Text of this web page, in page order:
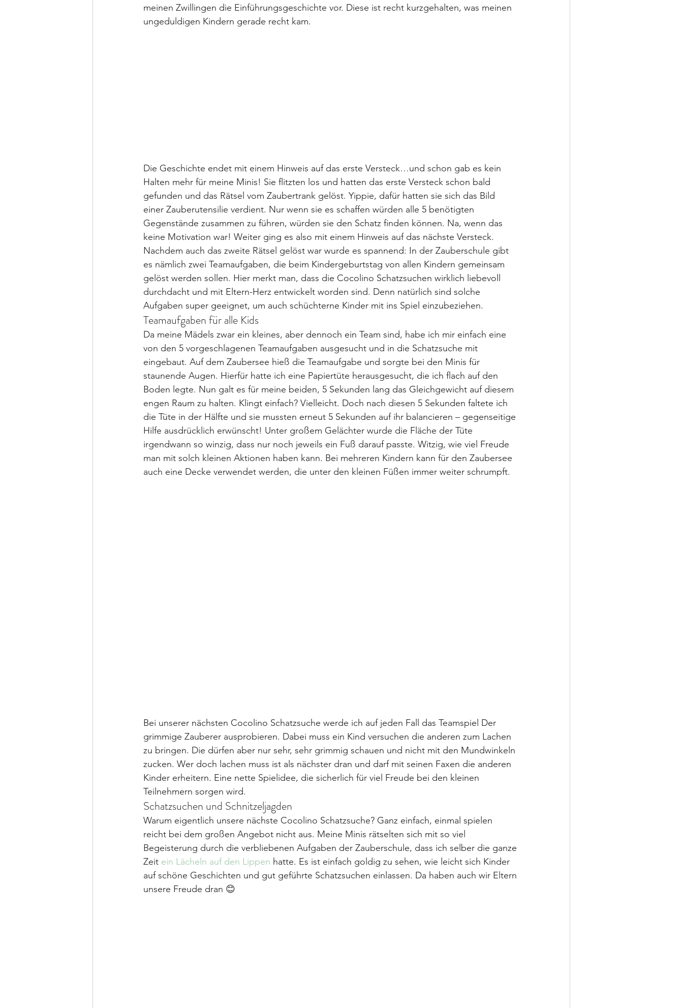
meinen Zwillingen die Einführungsgeschichte vor. Diese ist recht kurzgehalten, was meinen
ungeduldigen Kindern gerade recht kam.
Die Geschichte endet mit einem Hinweis auf das erste Versteck…und schon gab es kein
Halten mehr für meine Minis! Sie flitzten los und hatten das erste Versteck schon bald
gefunden und das Rätsel vom Zaubertrank gelöst. Yippie, dafür hatten sie sich das Bild
einer Zauberutensilie verdient. Nur wenn sie es schaffen würden alle 5 benötigten
Gegenstände zusammen zu führen, würden sie den Schatz finden können. Na, wenn das
keine Motivation war! Weiter ging es also mit einem Hinweis auf das nächste Versteck.
Nachdem auch das zweite Rätsel gelöst war wurde es spannend: In der Zauberschule gibt
es nämlich zwei Teamaufgaben, die beim Kindergeburtstag von allen Kindern gemeinsam
gelöst werden sollen. Hier merkt man, dass die Cocolino Schatzsuchen wirklich liebevoll
durchdacht und mit Eltern-Herz entwickelt worden sind. Denn natürlich sind solche
Aufgaben super geeignet, um auch schüchterne Kinder mit ins Spiel einzubeziehen.
Teamaufgaben für alle Kids
Da meine Mädels zwar ein kleines, aber dennoch ein Team sind, habe ich mir einfach eine
von den 5 vorgeschlagenen Teamaufgaben ausgesucht und in die Schatzsuche mit
eingebaut. Auf dem Zaubersee hieß die Teamaufgabe und sorgte bei den Minis für
staunende Augen. Hierfür hatte ich eine Papiertüte herausgesucht, die ich flach auf den
Boden legte. Nun galt es für meine beiden, 5 Sekunden lang das Gleichgewicht auf diesem
engen Raum zu halten. Klingt einfach? Vielleicht. Doch nach diesen 5 Sekunden faltete ich
die Tüte in der Hälfte und sie mussten erneut 5 Sekunden auf ihr balancieren – gegenseitige
Hilfe ausdrücklich erwünscht! Unter großem Gelächter wurde die Fläche der Tüte
irgendwann so winzig, dass nur noch jeweils ein Fuß darauf passte. Witzig, wie viel Freude
man mit solch kleinen Aktionen haben kann. Bei mehreren Kindern kann für den Zaubersee
auch eine Decke verwendet werden, die unter den kleinen Füßen immer weiter schrumpft.
Bei unserer nächsten Cocolino Schatzsuche werde ich auf jeden Fall das Teamspiel Der
grimmige Zauberer ausprobieren. Dabei muss ein Kind versuchen die anderen zum Lachen
zu bringen. Die dürfen aber nur sehr, sehr grimmig schauen und nicht mit den Mundwinkeln
zucken. Wer doch lachen muss ist als nächster dran und darf mit seinen Faxen die anderen
Kinder erheitern. Eine nette Spielidee, die sicherlich für viel Freude bei den kleinen
Teilnehmern sorgen wird.
Schatzsuchen und Schnitzeljagden
Warum eigentlich unsere nächste Cocolino Schatzsuche? Ganz einfach, einmal spielen
reicht bei dem großen Angebot nicht aus. Meine Minis rätselten sich mit so viel
Begeisterung durch die verbliebenen Aufgaben der Zauberschule, dass ich selber die ganze
Zeit ein Lächeln auf den Lippen hatte. Es ist einfach goldig zu sehen, wie leicht sich Kinder
auf schöne Geschichten und gut geführte Schatzsuchen einlassen. Da haben auch wir Eltern
unsere Freude dran 😊